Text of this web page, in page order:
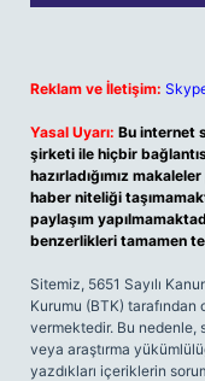
Reklam ve İletişim:
Yasal Uyarı: Bu internet
şirketi ile hiçbir
hazırladığımız
haber niteliği
paylaşım
benzerlikleri tamamen
Sitemiz, 5651 Sayılı
Kurumu (BTK) tarafından
vermektedir. Bu
veya araştırma
yazdıkları içeriklerin